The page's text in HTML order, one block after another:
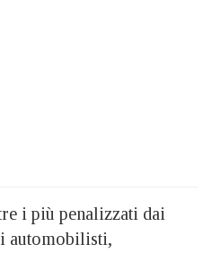
i più penalizzati dai
automobilisti,